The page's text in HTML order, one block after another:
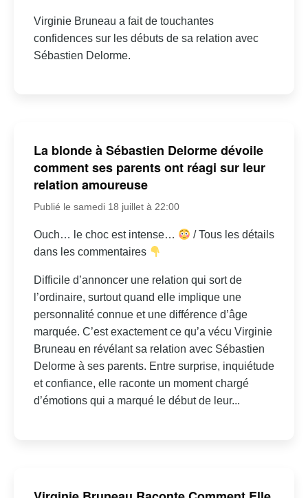
Virginie Bruneau a fait de touchantes
confidences sur les débuts de sa relation avec
Sébastien Delorme.
La blonde à Sébastien Delorme dévoile
comment ses parents ont réagi sur leur
relation amoureuse
Publié le samedi 18 juillet à 22:00
Ouch… le choc est intense…
/ Tous les détails
dans les commentaires
Difficile d’annoncer une relation qui sort de
l’ordinaire, surtout quand elle implique une
personnalité connue et une différence d’âge
marquée. C’est exactement ce qu’a vécu Virginie
Bruneau en révélant sa relation avec Sébastien
Delorme à ses parents. Entre surprise, inquiétude
et confiance, elle raconte un moment chargé
d’émotions qui a marqué le début de leur...